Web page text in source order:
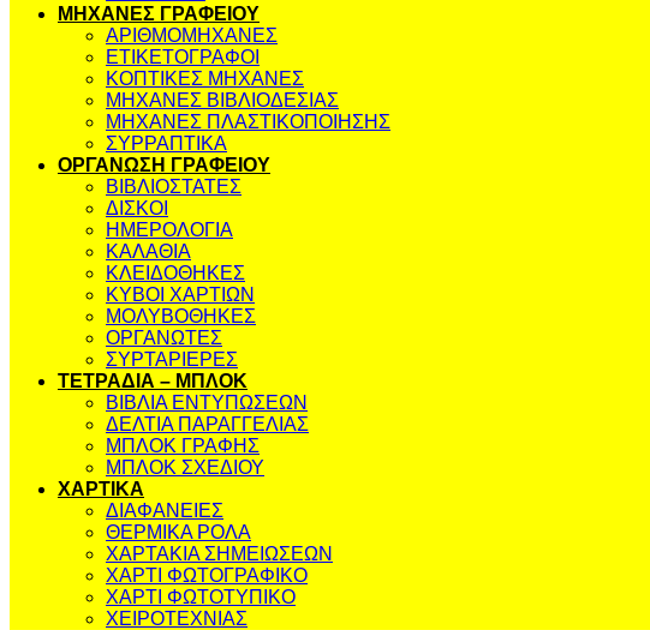
ΜΗΧΑΝΕΣ ΓΡΑΦΕΙΟΥ
ΑΡΙΘΜΟΜΗΧΑΝΕΣ
ΕΤΙΚΕΤΟΓΡΑΦΟΙ
ΚΟΠΤΙΚΕΣ ΜΗΧΑΝΕΣ
ΜΗΧΑΝΕΣ ΒΙΒΛΙΟΔΕΣΙΑΣ
ΜΗΧΑΝΕΣ ΠΛΑΣΤΙΚΟΠΟΙΗΣΗΣ
ΣΥΡΡΑΠΤΙΚΑ
ΟΡΓΑΝΩΣΗ ΓΡΑΦΕΙΟΥ
ΒΙΒΛΙΟΣΤΑΤΕΣ
ΔΙΣΚΟΙ
ΗΜΕΡΟΛΟΓΙΑ
ΚΑΛΑΘΙΑ
ΚΛΕΙΔΟΘΗΚΕΣ
ΚΥΒΟΙ ΧΑΡΤΙΩΝ
ΜΟΛΥΒΟΘΗΚΕΣ
ΟΡΓΑΝΩΤΕΣ
ΣΥΡΤΑΡΙΕΡΕΣ
ΤΕΤΡΑΔΙΑ – ΜΠΛΟΚ
ΒΙΒΛΙΑ ΕΝΤΥΠΩΣΕΩΝ
ΔΕΛΤΙΑ ΠΑΡΑΓΓΕΛΙΑΣ
ΜΠΛΟΚ ΓΡΑΦΗΣ
ΜΠΛΟΚ ΣΧΕΔΙΟΥ
ΧΑΡΤΙΚΑ
ΔΙΑΦΑΝΕΙΕΣ
ΘΕΡΜΙΚΑ ΡΟΛΑ
ΧΑΡΤΑΚΙΑ ΣΗΜΕΙΩΣΕΩΝ
ΧΑΡΤΙ ΦΩΤΟΓΡΑΦΙΚΟ
ΧΑΡΤΙ ΦΩΤΟΤΥΠΙΚΟ
ΧΕΙΡΟΤΕΧΝΙΑΣ